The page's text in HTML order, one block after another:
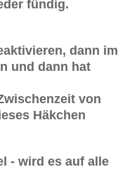
fündig.
dann im
und dann hat
von
Häkchen
- wird es auf alle